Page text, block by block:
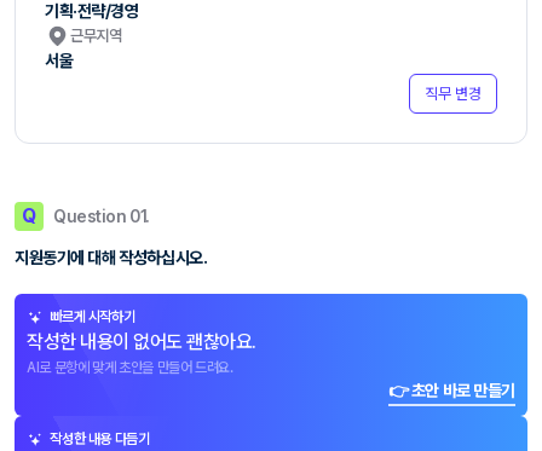
기획·전략/경영
근무지역
서울
직무 변경
Q Question 01.
지원동기에 대해 작성하십시오.
빠르게 시작하기
작성한 내용이 없어도 괜찮아요.
AI로 문항에 맞게 초안을 만들어 드려요.
👉 초안 바로 만들기
작성한 내용 다듬기